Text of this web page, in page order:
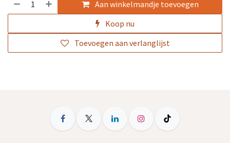
Aan winkelmandje toevoegen
Koop nu
Toevoegen aan verlanglijst